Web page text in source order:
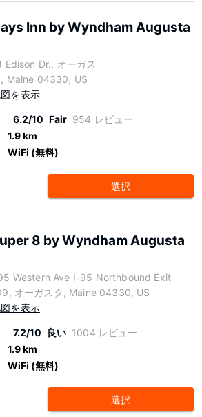
Inn by Wyndham Augusta
Edison Dr., オーガス
, Maine 04330, US
を表示
6.2/10 Fair 954 レビュー
1.9 km
WiFi (無料)
選択
8 by Wyndham Augusta
Western Ave I-95 Northbound Exit
オーガスタ, Maine 04330, US
を表示
7.2/10 良い 1004 レビュー
1.9 km
WiFi (無料)
選択